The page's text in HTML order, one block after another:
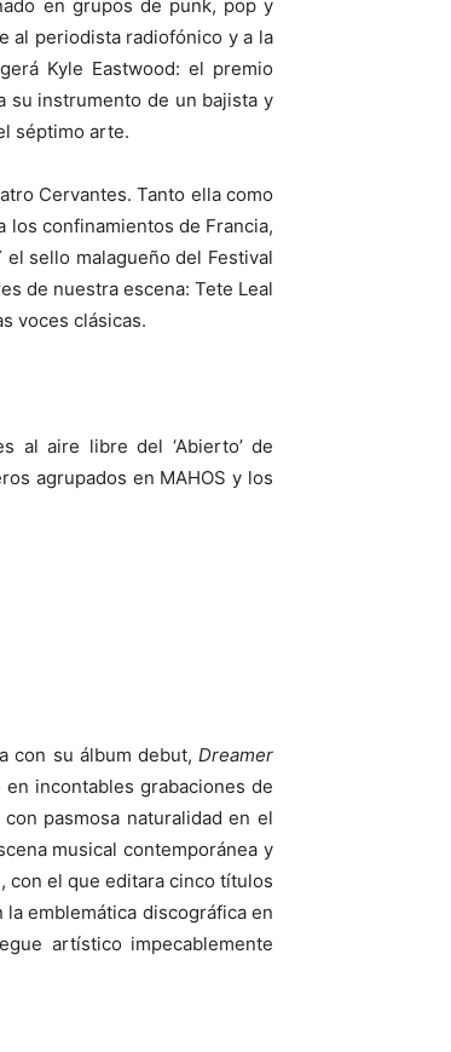
en grupos de punk, pop y
al periodista radiofónico y a la
Kyle Eastwood: el premio
su instrumento de un bajista y
séptimo arte.
Cervantes. Tanto ella como
los confinamientos de Francia,
el sello malagueño del Festival
de nuestra escena: Tete Leal
voces clásicas.
al aire libre del ‘Abierto’ de
agrupados en MAHOS y los
con su álbum debut, Dreamer
incontables grabaciones de
pasmosa naturalidad en el
musical contemporánea y
con el que editara cinco títulos
emblemática discográfica en
artístico impecablemente